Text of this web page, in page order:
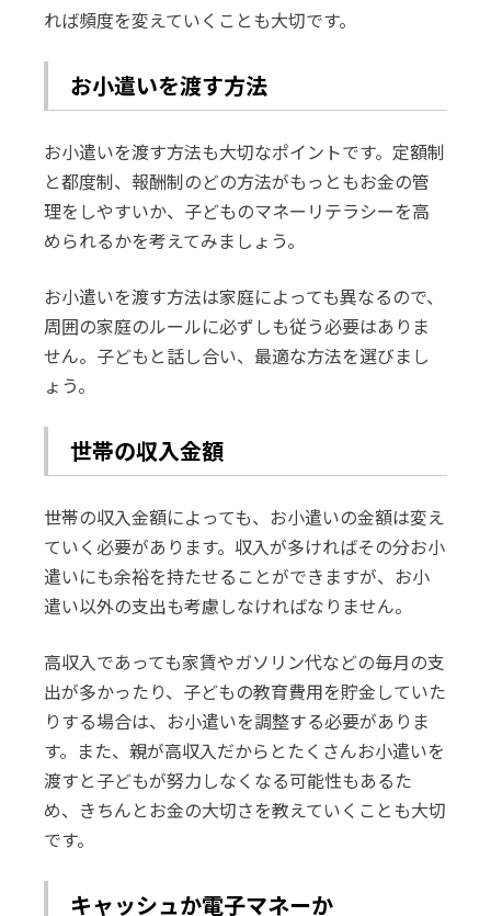
れば頻度を変えていくことも大切です。
お小遣いを渡す方法
お小遣いを渡す方法も大切なポイントです。定額制
と都度制、報酬制のどの方法がもっともお金の管
理をしやすいか、子どものマネーリテラシーを高
められるかを考えてみましょう。
お小遣いを渡す方法は家庭によっても異なるので、
周囲の家庭のルールに必ずしも従う必要はありま
せん。子どもと話し合い、最適な方法を選びまし
ょう。
世帯の収入金額
世帯の収入金額によっても、お小遣いの金額は変え
ていく必要があります。収入が多ければその分お小
遣いにも余裕を持たせることができますが、お小
遣い以外の支出も考慮しなければなりません。
高収入であっても家賃やガソリン代などの毎月の支
出が多かったり、子どもの教育費用を貯金していた
りする場合は、お小遣いを調整する必要がありま
す。また、親が高収入だからとたくさんお小遣いを
渡すと子どもが努力しなくなる可能性もあるた
め、きちんとお金の大切さを教えていくことも大切
です。
キャッシュか電子マネーか